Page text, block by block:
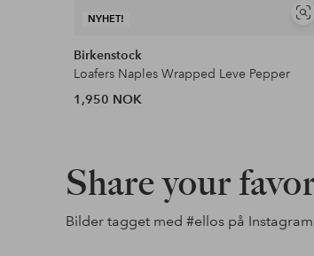
NYHET!
Vis
Birkenstock
Loafers Naples Wrapped Leve Pepper
1,950 NOK
Share your
Bilder tagget med #ellospå